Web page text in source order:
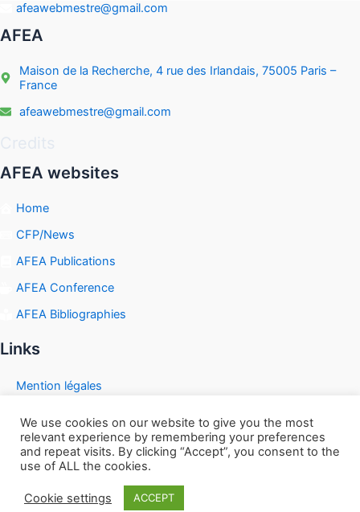
afeawebmestre@gmail.com
AFEA
Maison de la Recherche, 4 rue des Irlandais, 75005 Paris –
France
afeawebmestre@gmail.com
AFEA websites
Home
CFP/News
AFEA Publications
AFEA Conference
AFEA Bibliographies
Links
Mention légales
Copyright © 2026 | Powered by
We use cookies on our website to give you the most
relevant experience by remembering your preferences
and repeat visits. By clicking “Accept”, you consent to the
use of ALL the cookies.
Cookie settings ACCEPT